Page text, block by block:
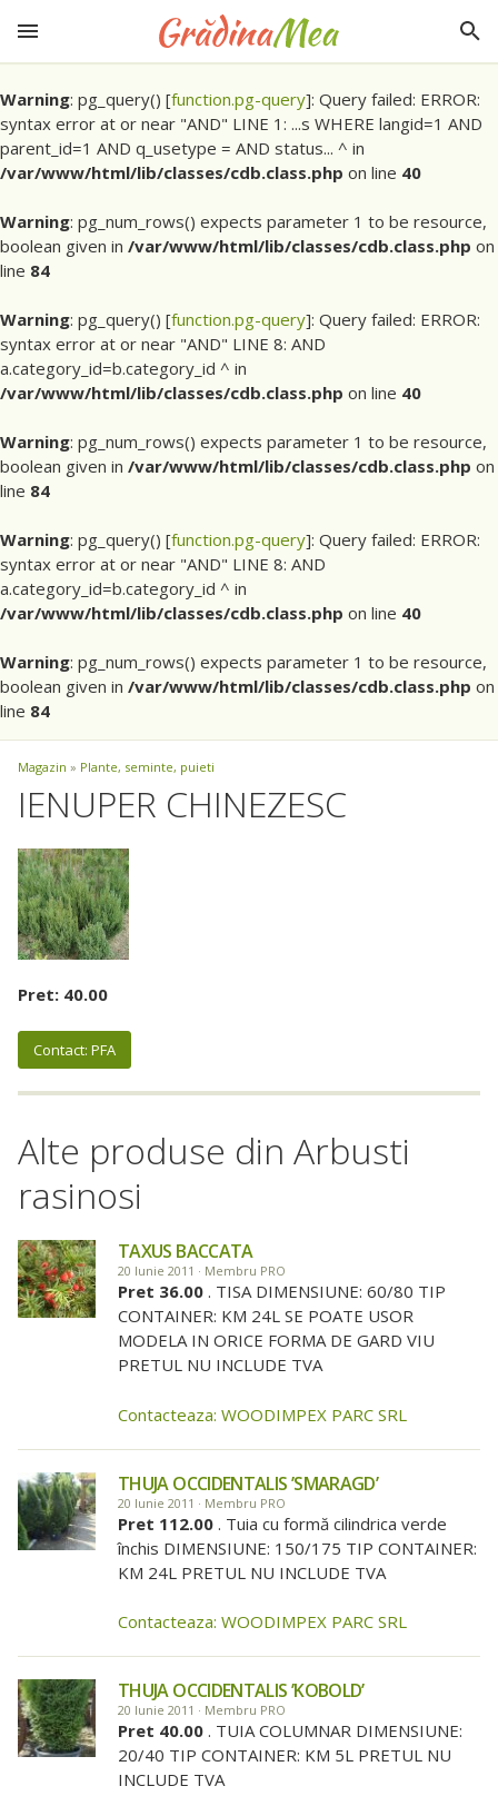
Warning: pg_query() [function.pg-query]: Query failed: ERROR:
syntax error at or near "AND" LINE 1: ...s WHERE langid=1 AND
parent_id=1 AND q_usetype = AND status... ^ in
/var/www/html/lib/classes/cdb.class.php on line 40
Warning: pg_num_rows() expects parameter 1 to be resource,
boolean given in /var/www/html/lib/classes/cdb.class.php on
line 84
Warning: pg_query() [function.pg-query]: Query failed: ERROR:
syntax error at or near "AND" LINE 8: AND
a.category_id=b.category_id ^ in
/var/www/html/lib/classes/cdb.class.php on line 40
Warning: pg_num_rows() expects parameter 1 to be resource,
boolean given in /var/www/html/lib/classes/cdb.class.php on
line 84
Warning: pg_query() [function.pg-query]: Query failed: ERROR:
syntax error at or near "AND" LINE 8: AND
a.category_id=b.category_id ^ in
/var/www/html/lib/classes/cdb.class.php on line 40
Warning: pg_num_rows() expects parameter 1 to be resource,
boolean given in /var/www/html/lib/classes/cdb.class.php on
line 84
Magazin » Plante, seminte, puieti
IENUPER CHINEZESC
Pret: 40.00
Contact: PFA
Alte produse din Arbusti
rasinosi
TAXUS BACCATA
20 Iunie 2011 · Membru PRO
Pret 36.00 . TISA DIMENSIUNE: 60/80 TIP
CONTAINER: KM 24L SE POATE USOR
MODELA IN ORICE FORMA DE GARD VIU
PRETUL NU INCLUDE TVA
Contacteaza: WOODIMPEX PARC SRL
THUJA OCCIDENTALIS ’SMARAGD’
20 Iunie 2011 · Membru PRO
Pret 112.00 . Tuia cu formă cilindrica verde
închis DIMENSIUNE: 150/175 TIP CONTAINER:
KM 24L PRETUL NU INCLUDE TVA
Contacteaza: WOODIMPEX PARC SRL
THUJA OCCIDENTALIS ’KOBOLD’
20 Iunie 2011 · Membru PRO
Pret 40.00 . TUIA COLUMNAR DIMENSIUNE:
20/40 TIP CONTAINER: KM 5L PRETUL NU
INCLUDE TVA